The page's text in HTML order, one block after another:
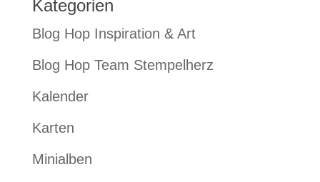
Kategorien
Blog Hop Inspiration & Art
Blog Hop Team Stempelherz
Kalender
Karten
Minialben